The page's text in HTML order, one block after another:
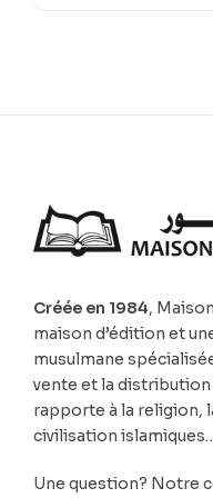
Créée en 1984,
maison d’édition et
musulmane
vente et la distribution
rapporte à la religion,
civilisation
Une question? Notre